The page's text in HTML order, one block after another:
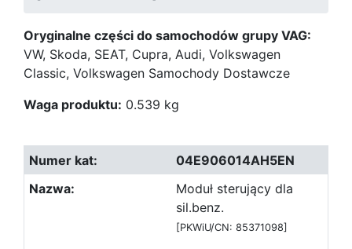
Oryginalne części do samochodów grupy VAG:
VW, Skoda, SEAT, Cupra, Audi, Volkswagen
Classic, Volkswagen Samochody Dostawcze
Waga produktu: 0.539 kg
04E906014AH5EN
Moduł sterujący dla
sil.benz.
[PKWiU/CN: 85371098]